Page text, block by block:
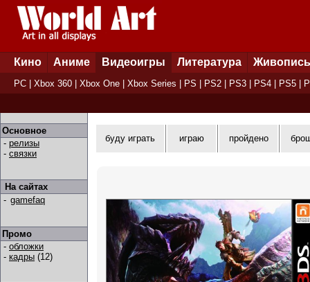
Кино Аниме Видеоигры Литература Живопись
PC Xbox 360 Xbox One Xbox Series PS PS2 PS3 PS4 PS5
Основное
- релизы
- связки
На сайтах
- gamefaq
Промо
- обложки
- кадры (12)
буду играть играю пройдено